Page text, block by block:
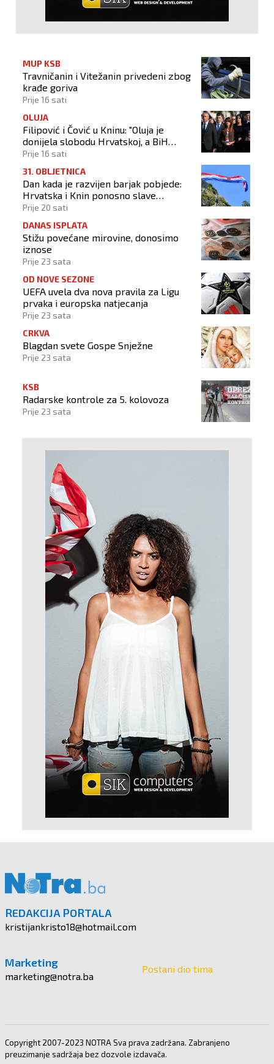
MUP KSB
Travničanin i Vitežanin privedeni zbog
krađe goriva
Prije 16 sati
OLUJA
Filipović i Čović u Kninu: "Oluja je
donijela slobodu Hrvatskoj, a BiH
otvorila put prema miru!"
Prije 16 sati
31. OBLJETNICA
Dan kada je razvijen barjak pobjede:
Hrvatska i Knin ponosno slave
obljetnicu Oluje
Prije 20 sati
DANAS ISPLATA
Stižu povećane mirovine, donosimo
iznose
Prije 23 sata
OD NOVE SEZONE
UEFA uvela dva nova pravila za Ligu
prvaka i europska natjecanja
Prije 23 sata
CRKVA
Blagdan svete Gospe Snježne
Prije 23 sata
KSB
Radarske kontrole za 5. kolovoza
Prije 23 sata
REDAKCIJA PORTALA
kristijankristo18@hotmail.com
Marketing
marketing@notra.ba
Postani dio tima
Copyright 2007-2023 NOTRA Sva prava zadržana. Zabranjeno
preuzimanje sadržaja bez dozvole izdavača.